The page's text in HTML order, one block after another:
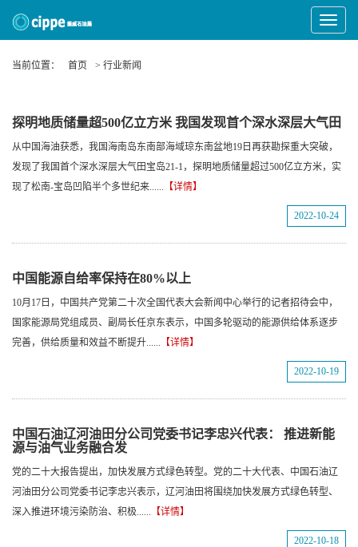
Toggle
当前位置：
首页 > 行业新闻
探明地质储量超500亿立方米 我国发现首个深水深层大气田
从中国海油获悉，我国海南岛东南部海域琼东南盆地19日再获勘探重大突破，
发现了我国首个深水深层大气田宝岛21-1，探明地质储量超过500亿立方米，实
现了松南-宝岛凹陷半个多世纪来...... 【详情】
2022-10-24
中国能源自给率保持在80%以上
10月17日，中国共产党第二十次全国代表大会新闻中心举行的记者招待会中，
国家能源局党组成员、副局长任京东表示，中国多轮驱动的能源供给体系逐步
完善，供给质量和效益不断提升...... 【详情】
2022-10-19
中国石油辽河油田分公司党委书记李忠兴代表： 推进新能
源与油气业务融合发
党的二十大报告提出，加快发展方式绿色转型。党的二十大代表、中国石油辽
河油田分公司党委书记李忠兴表示，辽河油田将围绕加快发展方式绿色转型、
深入推进环境污染防治、积极...... 【详情】
2022-10-18